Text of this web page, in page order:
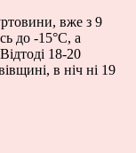
вже з 9
до -15°С, а
18-20
в ніч ні 19